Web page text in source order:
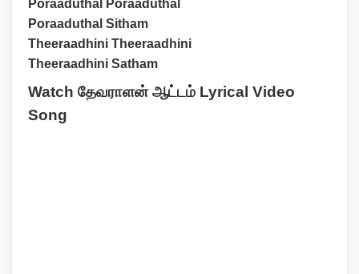
Poraaduthal Poraaduthal
Poraaduthal Sitham
Theeraadhini Theeraadhini
Theeraadhini Satham
Watch தேவராளன் ஆட்டம் Lyrical Video
Song